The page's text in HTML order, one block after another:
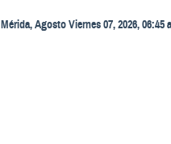
Mérida, Agosto Viernes 07, 2026, 06:45